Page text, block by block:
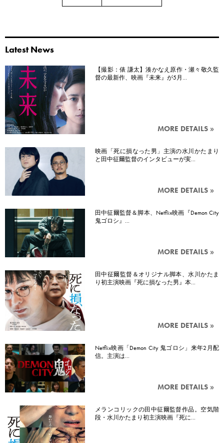
Latest News
【撮影：俵 謙太】湊かなえ原作・瀬々敬久監
督の最新作、映画『未来』が5月…
MORE DETAILS »
映画「死に損なった男」主演の水川かたまり
と田中征爾監督のインタビューが実…
MORE DETAILS »
田中征爾監督＆脚本、Netflix映画『Demon City
鬼ゴロシ』…
MORE DETAILS »
田中征爾監督＆オリジナル脚本、水川かたま
り初主演映画『死に損なった男』本…
MORE DETAILS »
Netflix映画「Demon City 鬼ゴロシ」来年2月配
信。主演は…
MORE DETAILS »
メランコリックの田中征爾監督作品。空気階
段・水川かたまり初主演映画『死に…